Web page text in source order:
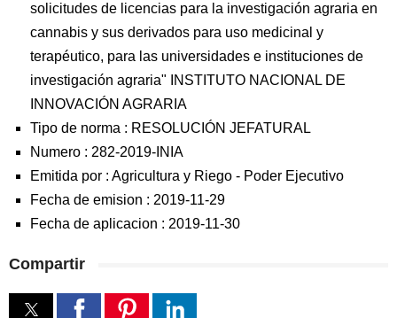
solicitudes de licencias para la investigación agraria en
cannabis y sus derivados para uso medicinal y
terapéutico, para las universidades e instituciones de
investigación agraria" INSTITUTO NACIONAL DE
INNOVACIÓN AGRARIA
Tipo de norma : RESOLUCIÓN JEFATURAL
Numero : 282-2019-INIA
Emitida por : Agricultura y Riego - Poder Ejecutivo
Fecha de emision : 2019-11-29
Fecha de aplicacion : 2019-11-30
Compartir